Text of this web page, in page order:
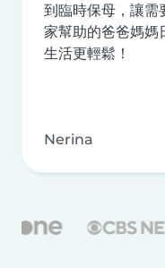
到臨時保母，讓需
家幫助的爸爸媽媽
生活更輕鬆！
Nerina